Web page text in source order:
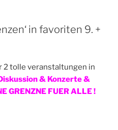
in favoriten 9. +
2 tolle veranstaltungen in
& Konzerte &
GRENZNE FUER ALLE !